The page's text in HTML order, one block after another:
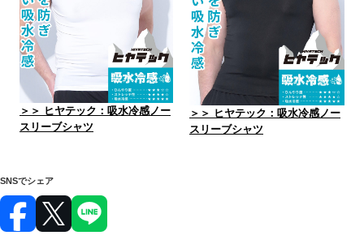
＞＞ ヒヤテック：吸水冷感ノー
スリーブシャツ
＞＞ ヒヤテック：吸水冷感ノー
スリーブシャツ
SNSでシェア